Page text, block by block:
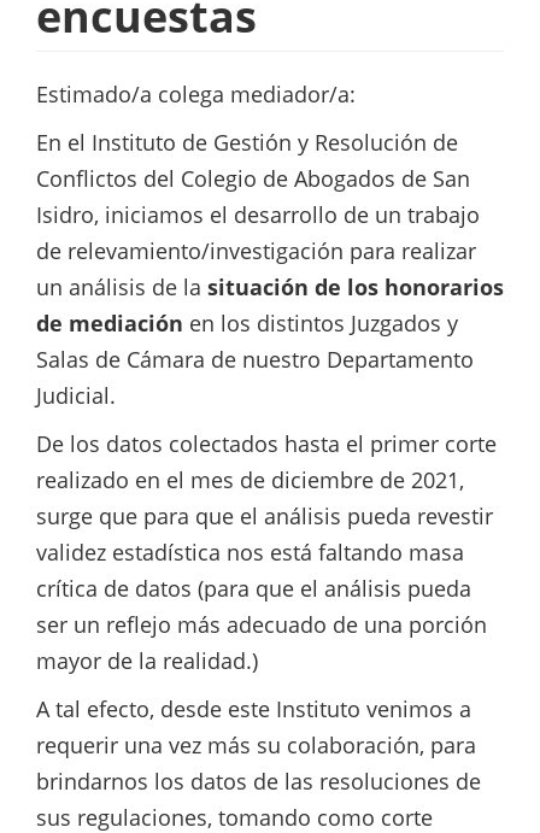
encuestas
Estimado/a colega mediador/a:
En el Instituto de Gestión y Resolución de
Conflictos del Colegio de Abogados de San
Isidro, iniciamos el desarrollo de un trabajo
de relevamiento/investigación para realizar
un análisis de la situación de los honorarios
de mediación en los distintos Juzgados y
Salas de Cámara de nuestro Departamento
Judicial.
De los datos colectados hasta el primer corte
realizado en el mes de diciembre de 2021,
surge que para que el análisis pueda revestir
validez estadística nos está faltando masa
crítica de datos (para que el análisis pueda
ser un reflejo más adecuado de una porción
mayor de la realidad.)
A tal efecto, desde este Instituto venimos a
requerir una vez más su colaboración, para
brindarnos los datos de las resoluciones de
sus regulaciones, tomando como corte